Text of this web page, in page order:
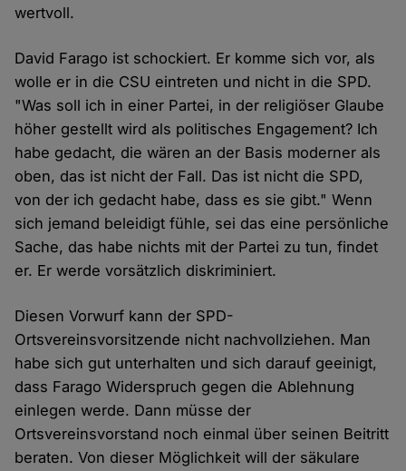
wertvoll.
David Farago ist schockiert. Er komme sich vor, als
wolle er in die CSU eintreten und nicht in die SPD.
"Was soll ich in einer Partei, in der religiöser Glaube
höher gestellt wird als politisches Engagement? Ich
habe gedacht, die wären an der Basis moderner als
oben, das ist nicht der Fall. Das ist nicht die SPD,
von der ich gedacht habe, dass es sie gibt." Wenn
sich jemand beleidigt fühle, sei das eine persönliche
Sache, das habe nichts mit der Partei zu tun, findet
er. Er werde vorsätzlich diskriminiert.
Diesen Vorwurf kann der SPD-
Ortsvereinsvorsitzende nicht nachvollziehen. Man
habe sich gut unterhalten und sich darauf geeinigt,
dass Farago Widerspruch gegen die Ablehnung
einlegen werde. Dann müsse der
Ortsvereinsvorstand noch einmal über seinen Beitritt
beraten. Von dieser Möglichkeit will der säkulare